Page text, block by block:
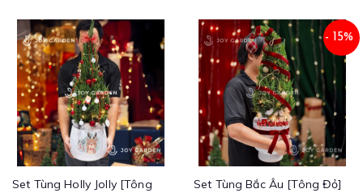
Set Tùng Holly Jolly [Tông
- 15%
Set Tùng Bắc Âu [Tông Đỏ]